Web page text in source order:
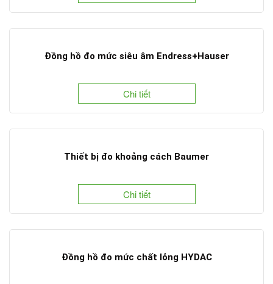
Đồng hồ đo mức siêu âm Endress+Hauser
Chi tiết
Thiết bị đo khoảng cách Baumer
Chi tiết
Đồng hồ đo mức chất lỏng HYDAC